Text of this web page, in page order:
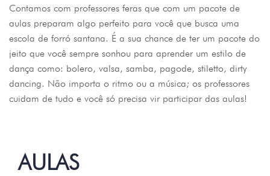
Contamos com professores feras que com um pacote de
aulas preparam algo perfeito para você que busca uma
escola de forró santana. É a sua chance de ter um pacote do
jeito que você sempre sonhou para aprender um estilo de
dança como: bolero, valsa, samba, pagode, stiletto, dirty
dancing. Não importa o ritmo ou a música; os professores
cuidam de tudo e você só precisa vir participar das aulas!
AULAS